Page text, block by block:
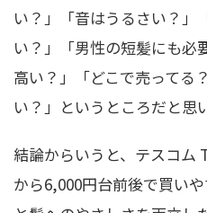
い？」「音はうるさい？」
い？」「男性の短髪にも必
高い？」「どこで売ってる
い？」というところだと思
結論からいうと、テスコム
から6,000円台前後で買い